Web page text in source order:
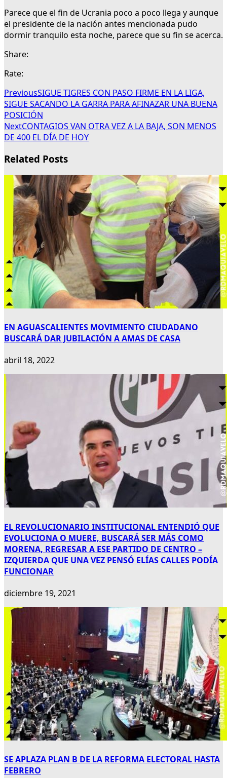
Parece que el fin de Ucrania poco a poco llega y aunque
el presidente de la nación antes mencionada pudo
dormir tranquilo esta noche, parece que su fin se acerca.
Share:
Rate:
PreviousSIGUE TIGRES CON PASO FIRME EN LA LIGA,
SIGUE SACANDO LA GARRA PARA AFINAZAR UNA BUENA
POSICIÓN
NextCONTAGIOS VAN OTRA VEZ A LA BAJA, SON MENOS
DE 400 EL DÍA DE HOY
Related Posts
EN AGUASCALIENTES MOVIMIENTO CIUDADANO
BUSCARÁ DAR JUBILACIÓN A AMAS DE CASA
abril 18, 2022
EL REVOLUCIONARIO INSTITUCIONAL ENTENDIÓ QUE
EVOLUCIONA O MUERE, BUSCARÁ SER MÁS COMO
MORENA, REGRESAR A ESE PARTIDO DE CENTRO –
IZQUIERDA QUE UNA VEZ PENSÓ ELÍAS CALLES PODÍA
FUNCIONAR
diciembre 19, 2021
SE APLAZA PLAN B DE LA REFORMA ELECTORAL HASTA
FEBRERO